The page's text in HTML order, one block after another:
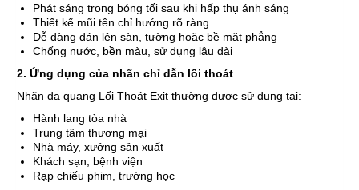
Phát sáng trong bóng tối sau khi hấp thụ ánh sáng
Thiết kế mũi tên chỉ hướng rõ ràng
Dễ dàng dán lên sàn, tường hoặc bề mặt phẳng
Chống nước, bền màu, sử dụng lâu dài
2. Ứng dụng của nhãn chỉ dẫn lối thoát
Nhãn dạ quang Lối Thoát Exit thường được sử dụng tại:
Hành lang tòa nhà
Trung tâm thương mại
Nhà máy, xưởng sản xuất
Khách sạn, bệnh viện
Rạp chiếu phim, trường học